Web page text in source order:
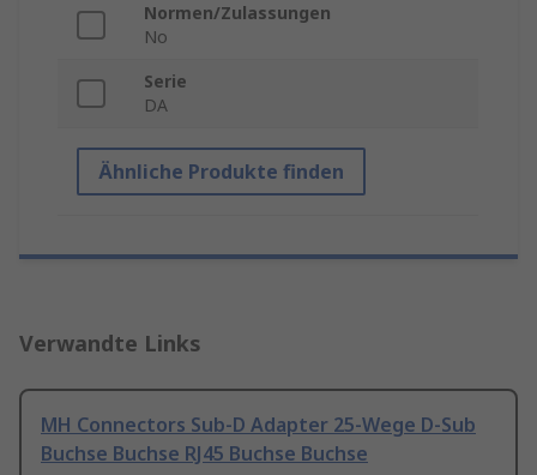
Normen/Zulassungen
No
Serie
DA
Ähnliche Produkte finden
Verwandte Links
MH Connectors Sub-D Adapter 25-Wege D-Sub
Buchse Buchse RJ45 Buchse Buchse